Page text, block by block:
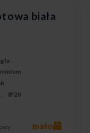
biała
IP20
mało